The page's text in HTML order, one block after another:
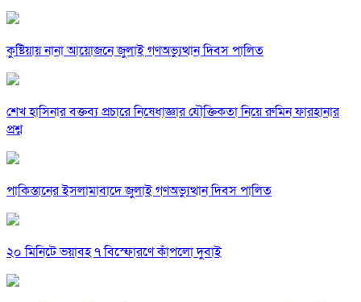
কুষ্টিয়ায় নানা আয়োজনে জুলাই গণঅভ্যুত্থান দিবস পালিত
শেখ হাসিনার বক্তব্য প্রচারে নিষেধাজ্ঞার যৌক্তিকতা নিয়ে রুমিন ফারহানার
প্রশ্ন
পাকিস্তানের ইসলামাবাদে জুলাই গণঅভ্যুত্থান দিবস পালিত
২০ মিনিটে ভয়াবহ ৭ বিস্ফোরণে কাঁপলো দুবাই